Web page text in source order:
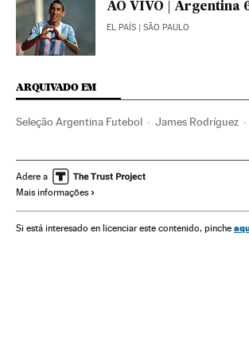
AO VIVO | Argentina
EL PAÍS | SÃO PAULO
ARQUIVADO EM
Seleção Argentina Futebol James Rodríguez
Seleções esportivas Colômbia
América do Sul
Adere a
Mais informações
Si está interesado en licenciar este contenido, pinche